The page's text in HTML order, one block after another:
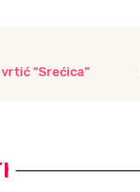
“Srećica”